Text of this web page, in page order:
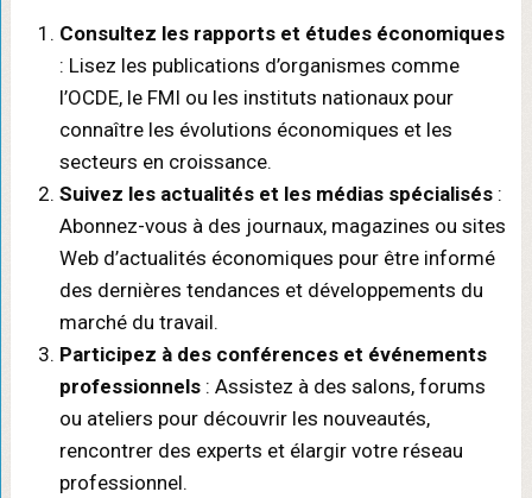
Consultez les rapports et études économiques
: Lisez les publications d’organismes comme
l’OCDE, le FMI ou les instituts nationaux pour
connaître les évolutions économiques et les
secteurs en croissance.
Suivez les actualités et les médias spécialisés:
Abonnez-vous à des journaux, magazines ou sites
Web d’actualités économiques pour être informé
des dernières tendances et développements du
marché du travail.
Participez à des conférences et événements
professionnels: Assistez à des salons, forums
ou ateliers pour découvrir les nouveautés,
rencontrer des experts et élargir votre réseau
professionnel.